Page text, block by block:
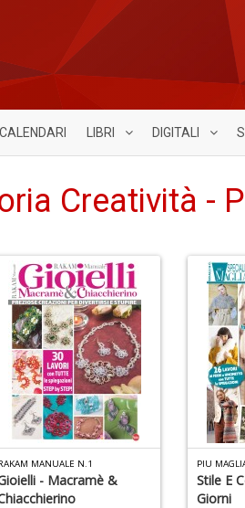
CALENDARI LIBRI DIGITALI
Creatività -
MANUALE N.1
- Macramè &
Stile E
Giorni